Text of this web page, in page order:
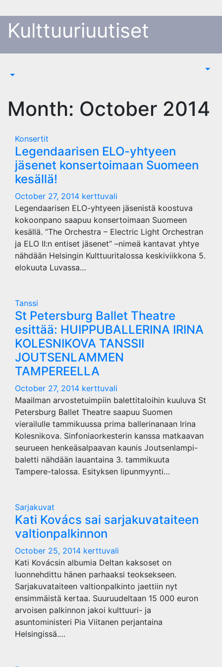
to
content
Kulttuuriuutiset
Month: October 2014
Konsertit
Legendaarisen ELO-yhtyeen
jäsenet konsertoimaan Suomeen
kesällä!
October 27, 2014 kerttuvali
Legendaarisen ELO-yhtyeen jäsenistä koostuva
kokoonpano saapuu konsertoimaan Suomeen
kesällä. ”The Orchestra – Electric Light Orchestran
ja ELO II:n entiset jäsenet” –nimeä kantavat yhtye
nähdään Helsingin Kulttuuritalossa keskiviikkona 5.
elokuuta Luvassa…
Tanssi
St Petersburg Ballet Theatre
esittää: HUIPPUBALLERINA IRINA
KOLESNIKOVA TANSSII
JOUTSENLAMMEN
TAMPEREELLA
October 27, 2014 kerttuvali
Maailman arvostetuimpiin balettitaloihin kuuluva St
Petersburg Ballet Theatre saapuu Suomen
vierailulle tammikuussa prima ballerinanaan Irina
Kolesnikova. Sinfoniaorkesterin kanssa matkaavan
seurueen henkeäsalpaavan kaunis Joutsenlampi-
baletti nähdään lauantaina 3. tammikuuta
Tampere-talossa. Esityksen lipunmyynti…
Sarjakuvat
Kati Kovács sai sarjakuvataiteen
valtionpalkinnon
October 25, 2014 kerttuvali
Kati Kovácsin albumia Deltan kaksoset on
luonnehdittu hänen parhaaksi teoksekseen.
Sarjakuvataiteen valtionpalkinto jaettiin nyt
ensimmäistä kertaa. Suuruudeltaan 15 000 euron
arvoisen palkinnon jakoi kulttuuri- ja
asuntoministeri Pia Viitanen perjantaina
Helsingissä.…